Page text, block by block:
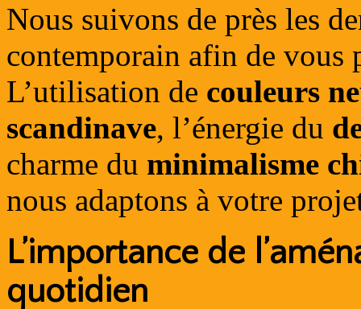
Nous suivons de près les
contemporain afin de vous
L’utilisation de couleurs
scandinave, l’énergie du
charme du minimalisme
nous adaptons à votre
L’importance de
quotidien